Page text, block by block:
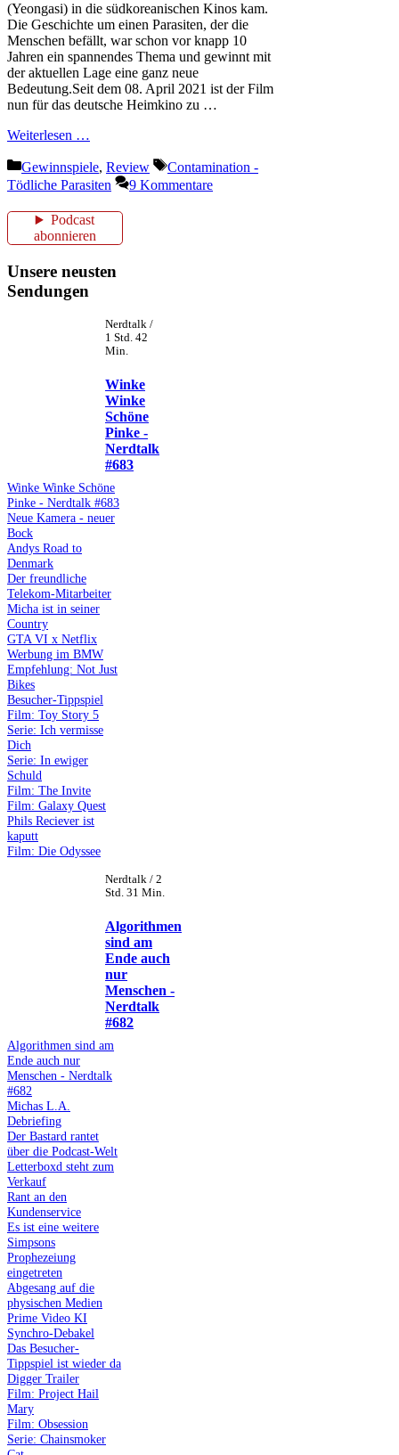
(Yeongasi) in die südkoreanischen Kinos kam.
Die Geschichte um einen Parasiten, der die
Menschen befällt, war schon vor knapp 10
Jahren ein spannendes Thema und gewinnt mit
der aktuellen Lage eine ganz neue
Bedeutung.Seit dem 08. April 2021 ist der Film
nun für das deutsche Heimkino zu …
Weiterlesen …
Kategorien
Gewinnspiele, Review Schlagwörter
Contamination -
Tödliche Parasiten
9 Kommentare
Podcast
abonnieren
Unsere neusten
Sendungen
Nerdtalk /
1 Std. 42
Min.
Winke
Winke
Schöne
Pinke -
Nerdtalk
#683
Winke Winke Schöne
Pinke - Nerdtalk #683
Neue Kamera - neuer
Bock
Andys Road to
Denmark
Der freundliche
Telekom-Mitarbeiter
Micha ist in seiner
Country
GTA VI x Netflix
Werbung im BMW
Empfehlung: Not Just
Bikes
Besucher-Tippspiel
Film: Toy Story 5
Serie: Ich vermisse
Dich
Serie: In ewiger
Schuld
Film: The Invite
Film: Galaxy Quest
Phils Reciever ist
kaputt
Film: Die Odyssee
Nerdtalk / 2
Std. 31 Min.
Algorithmen
sind am
Ende auch
nur
Menschen -
Nerdtalk
#682
Algorithmen sind am
Ende auch nur
Menschen - Nerdtalk
#682
Michas L.A.
Debriefing
Der Bastard rantet
über die Podcast-Welt
Letterboxd steht zum
Verkauf
Rant an den
Kundenservice
Es ist eine weitere
Simpsons
Prophezeiung
eingetreten
Abgesang auf die
physischen Medien
Prime Video KI
Synchro-Debakel
Das Besucher-
Tippspiel ist wieder da
Digger Trailer
Film: Project Hail
Mary
Film: Obsession
Serie: Chainsmoker